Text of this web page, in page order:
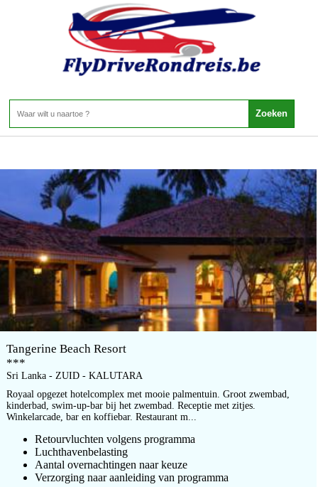
Sri Lanka - ZUID - KALUTARA
Home>Sri Lanka>ZUID>KALUTARA
KALUTARA 1 Aanbieding
Tangerine Beach Resort
***
Sri Lanka - ZUID - KALUTARA
Royaal opgezet hotelcomplex met mooie palmentuin. Groot zwembad,
kinderbad, swim-up-bar bij het zwembad. Receptie met zitjes.
Winkelarcade, bar en koffiebar. Restaurant m...
Retourvluchten volgens programma
Luchthavenbelasting
Aantal overnachtingen naar keuze
Verzorging naar aanleiding van programma